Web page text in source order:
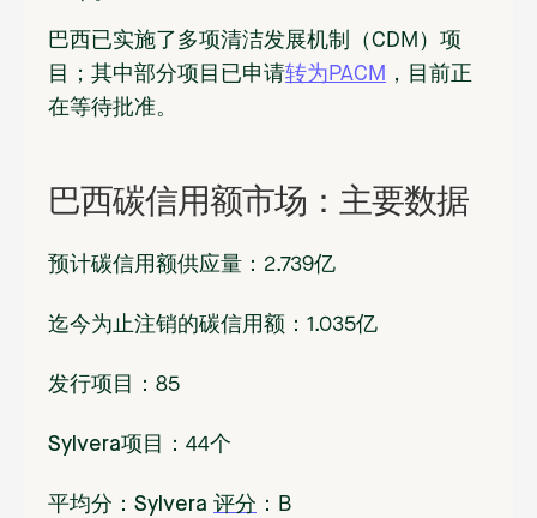
巴西已实施了多项清洁发展机制（CDM）项
目；其中部分项目已申请转为PACM
，目前正
在等待批准。
巴西碳信用额市场：主要数据
预计碳信用额供应量 ：2.739亿
迄今为止注销的碳信用额 ：1.035亿
发行项目 ：85
Sylvera项目 ：44个
平均分：Sylvera 评分 ： B